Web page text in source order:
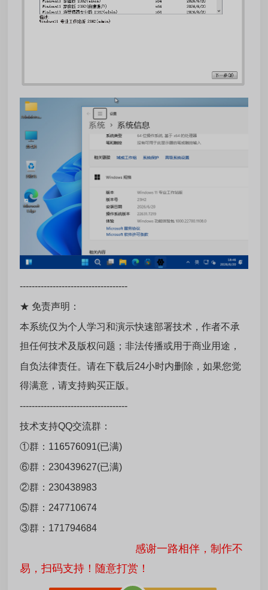
------------------------------------
★ 免责声明：
本系统仅为个人学习和演示快速部署技术，作者不承
担任何技术及版权问题；非法传播或用于商业用途，
自负法律责任。请在下载后24小时内删除，如果您觉
得满意，请支持购买正版。
------------------------------------
技术支持QQ交流群：
①群：116576091(已满)
⑥群：230439627(已满)
②群：230438983
⑤群：247710674
③群：171794684
感谢一路相伴，制作不
易，扫码支持！随意打赏！